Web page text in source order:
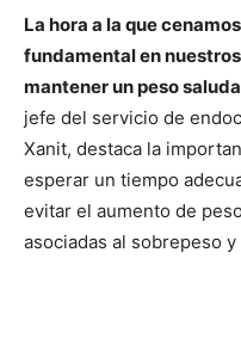
La hora a la que
fundamental en
mantener un peso
jefe del servicio de
Xanit, destaca la
esperar un tiempo
evitar el aumento de
asociadas al sobrepeso